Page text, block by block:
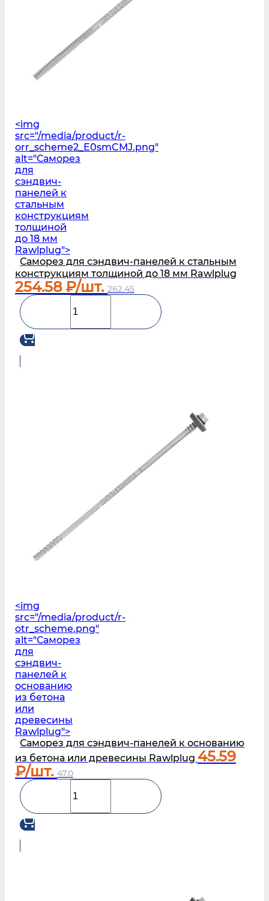
<img
src="/media/product/r-
orr_scheme2_E0smCMJ.png"
alt="Саморез
для
сэндвич-
панелей к
стальным
конструкциям
толщиной
до 18 мм
Rawlplug">
Саморез для сэндвич-панелей к стальным
конструкциям толщиной до 18 мм Rawlplug
254.58₽/шт. 262.45
<img
src="/media/product/r-
otr_scheme.png"
alt="Саморез
для
сэндвич-
панелей к
основанию
из бетона
или
древесины
Rawlplug">
Саморез для сэндвич-панелей к основанию
из бетона или древесины Rawlplug 45.59
₽/шт. 47.0